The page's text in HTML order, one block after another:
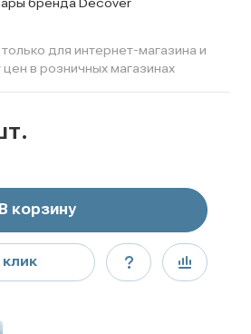
для интернет-магазина и
в розничных магазинах
В корзину
клик